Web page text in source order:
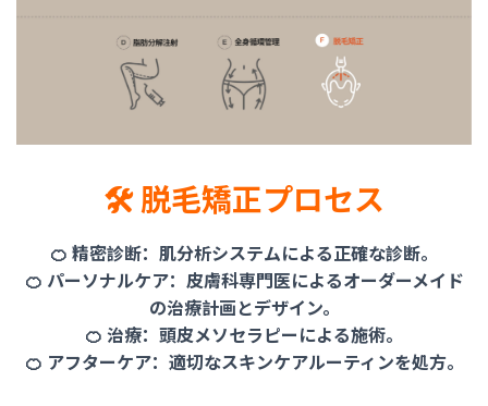
🛠️ 脱毛矯正プロセス
🍊 精密診断：肌分析システムによる正確な診断。
🍊 パーソナルケア：皮膚科専門医によるオーダーメイド
の治療計画とデザイン。
🍊 治療：頭皮メソセラピーによる施術。
🍊 アフターケア：適切なスキンケアルーティンを処方。